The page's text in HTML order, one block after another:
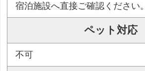
宿泊施設へ直接ご確認ください。
ペット対応
不可